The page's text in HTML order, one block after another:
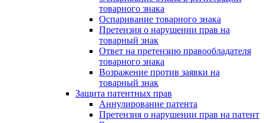
товарного знака
Оспаривание товарного знака
Претензия о нарушении прав на
товарный знак
Ответ на претензию правообладателя
товарного знака
Возражение против заявки на
товарный знак
Защита патентных прав
Аннулирование патента
Претензия о нарушении прав на патент